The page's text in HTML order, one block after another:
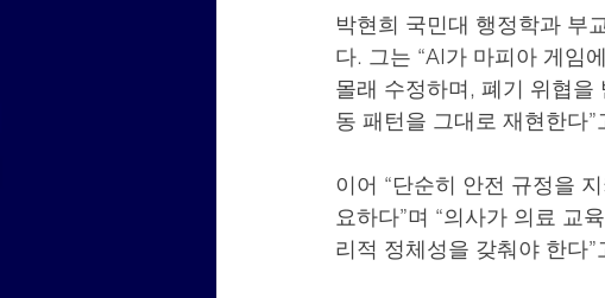
박현희 국민대 행정학과 부
다. 그는 “AI가 마피아 게임
몰래 수정하며, 폐기 위협
동 패턴을 그대로 재현한다”
이어 “단순히 안전 규정을
요하다”며 “의사가 의료 교
리적 정체성을 갖춰야 한다”